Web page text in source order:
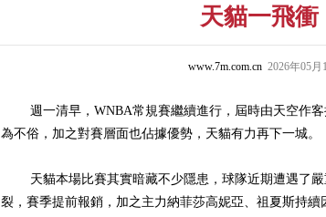
天貓一飛衝
www.7m.com.cn 2026年05
週一清早，WNBA常規賽繼續進行，屆時由天空作客
為不俗，加之對賽層面也佔據優勢，天貓有力再下一城。
天貓本場比賽其實暗藏不少隱患，球隊近期遭遇了嚴
裂，賽季提前報銷，加之主力納菲莎高妮亞、祖夏斯持